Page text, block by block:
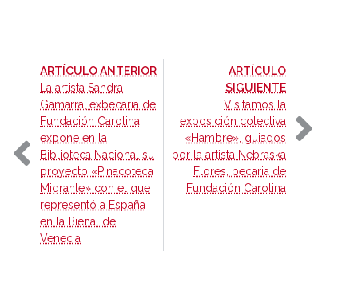
ARTÍCULO ANTERIOR-
La artista Sandra
Gamarra, exbecaria de
Fundación Carolina,
expone en la
Biblioteca Nacional su
proyecto «Pinacoteca
Migrante» con el que
representó a España
en la Bienal de
Venecia
ARTÍCULO
SIGUIENTE-
Visitamos la
exposición colectiva
«Hambre», guiados
por la artista Nebraska
Flores, becaria de
Fundación Carolina